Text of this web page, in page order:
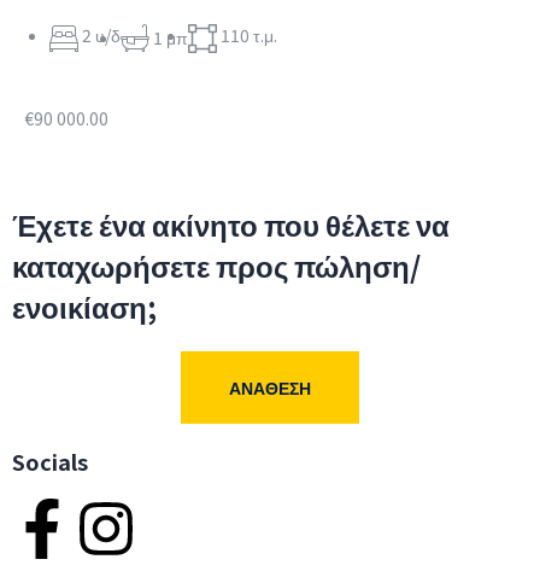
2 υ/δ 1 μπ 110 τ.μ.
€90 000.00
Έχετε ένα ακίνητο που θέλετε να
καταχωρήσετε προς πώληση/
ενοικίαση;
ΑΝΆΘΕΣΗ
Socials